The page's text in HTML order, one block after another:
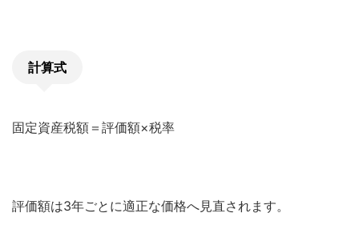
計算式
固定資産税額＝評価額×税率
評価額は3年ごとに適正な価格へ見直されます。